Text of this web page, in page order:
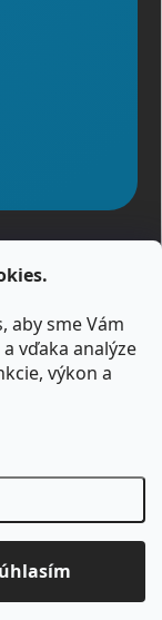
aby sme Vám
vďaka analýze
výkon a
Upraviť
ponuka